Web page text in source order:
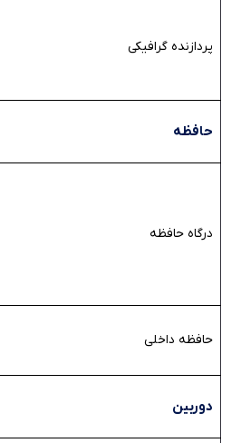
پردازنده گرافیکی
حافظه
درگاه حافظه
حافظه داخلی
دوربین